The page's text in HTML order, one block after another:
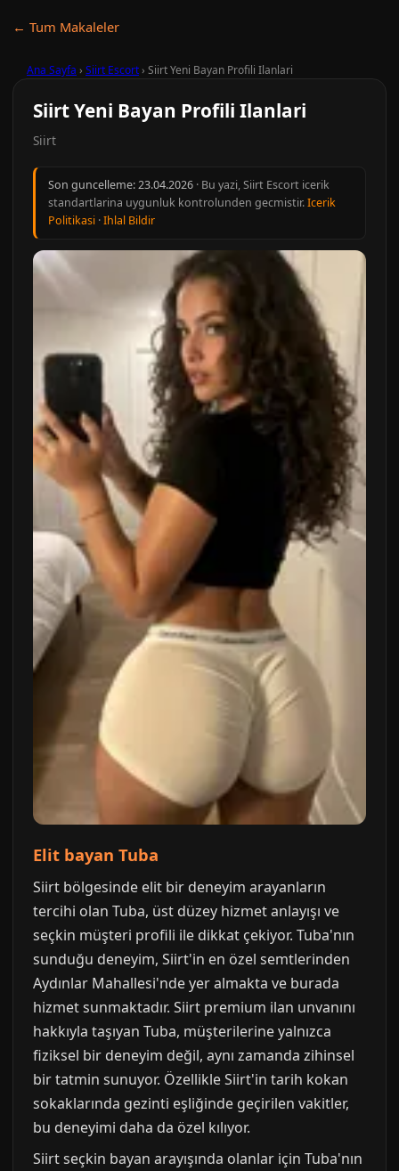
← Tum Makaleler
Ana Sayfa › Siirt Escort› Siirt Yeni Bayan Profili Ilanlari
Siirt Yeni Bayan Profili Ilanlari
Siirt
Son guncelleme:23.04.2026 · Bu yazi, Siirt Escort icerik
standartlarina uygunluk kontrolunden gecmistir.Icerik
Politikasi ·Ihlal Bildir
Elit bayan Tuba
Siirt bölgesinde elit bir deneyim arayanların
tercihi olan Tuba, üst düzey hizmet anlayışı ve
seçkin müşteri profili ile dikkat çekiyor. Tuba'nın
sunduğu deneyim, Siirt'in en özel semtlerinden
Aydınlar Mahallesi'nde yer almakta ve burada
hizmet sunmaktadır. Siirt premium ilan unvanını
hakkıyla taşıyan Tuba, müşterilerine yalnızca
fiziksel bir deneyim değil, aynı zamanda zihinsel
bir tatmin sunuyor. Özellikle Siirt'in tarih kokan
sokaklarında gezinti eşliğinde geçirilen vakitler,
bu deneyimi daha da özel kılıyor.
Siirt seçkin bayan arayışında olanlar için Tuba'nın